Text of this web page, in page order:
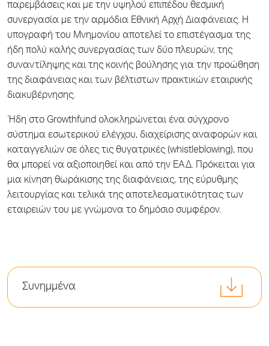
παρεμβάσεις και με την υψηλού επιπέδου θεσμική
συνεργασία με την αρμόδια Εθνική Αρχή Διαφάνειας. Η
υπογραφή του Μνημονίου αποτελεί το επιστέγασμα της
ήδη πολύ καλής συνεργασίας των δύο πλευρών, της
συναντίληψης και της κοινής βούλησης για την προώθηση
της διαφάνειας και των βέλτιστων πρακτικών εταιρικής
διακυβέρνησης.
Ήδη στο Growthfund ολοκληρώνεται ένα σύγχρονο
σύστημα εσωτερικού ελέγχου, διαχείρισης αναφορών και
καταγγελιών σε όλες τις θυγατρικές (whistleblowing), που
θα μπορεί να αξιοποιηθεί και από την ΕΑΔ. Πρόκειται για
μια κίνηση θωράκισης της διαφάνειας, της εύρυθμης
λειτουργίας και τελικά της αποτελεσματικότητας των
εταιρειών του με γνώμονα το δημόσιο συμφέρον.
Συνημμένα